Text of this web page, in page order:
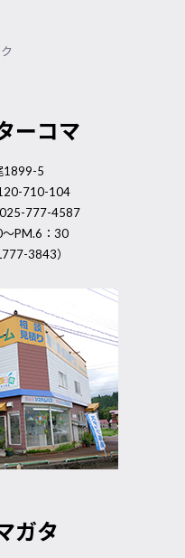
ーコマ
1899-5
710-104
777-4587
PM.6：30
3843）
ガタ